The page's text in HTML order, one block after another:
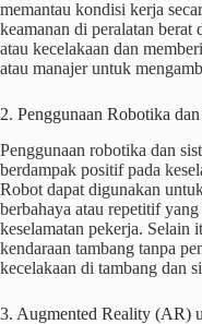
memantau kondisi kerja
keamanan di peralatan berat
atau kecelakaan dan
atau manajer untuk
2. Penggunaan Robotika
Penggunaan robotika dan
berdampak positif pada
Robot dapat digunakan
berbahaya atau repetitif
keselamatan pekerja. Selain
kendaraan tambang tanpa
kecelakaan di tambang dan
3. Augmented Reality (AR)